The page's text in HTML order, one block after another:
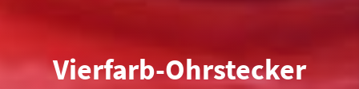
Vierfarb-Ohrstecker